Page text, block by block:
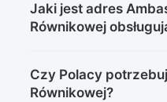
poniedziałku do środy w
czwartki i piątki w
Jaki jest adres
Równikowej
Berlin (Niemcy). Tel.:
Czy Polacy
Równikowej?